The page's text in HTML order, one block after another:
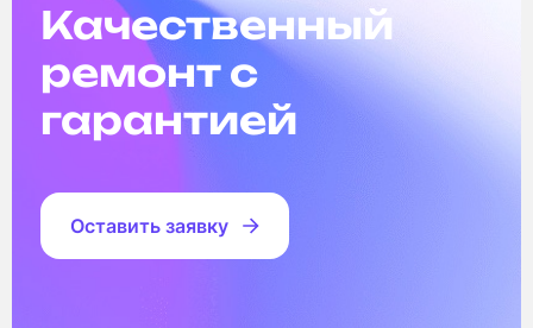
Качественный
ремонт с
гарантией
Оставить заявку